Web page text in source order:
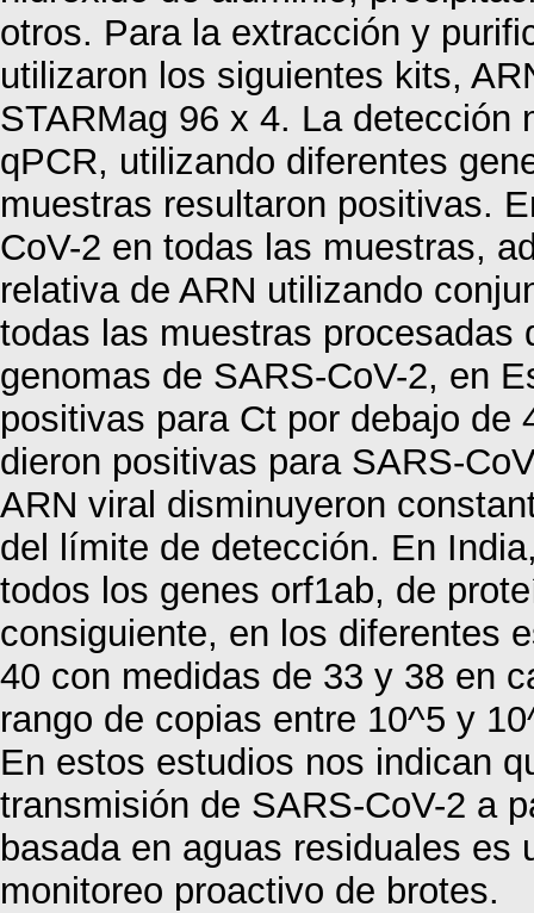
otros. Para la extracción y
utilizaron los siguientes kits,
STARMag 96 x 4. La detección
qPCR, utilizando diferentes
muestras resultaron positivas.
CoV-2 en todas las muestras,
relativa de ARN utilizando
todas las muestras procesadas
genomas de SARS-CoV-2, en
positivas para Ct por debajo
dieron positivas para SARS-
ARN viral disminuyeron
del límite de detección. En
todos los genes orf1ab, de
consiguiente, en los diferentes
40 con medidas de 33 y 38 en
rango de copias entre 10^5 y
En estos estudios nos indican
transmisión de SARS-CoV-2 a
basada en aguas residuales es
monitoreo proactivo de brotes.